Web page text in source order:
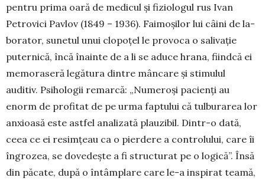
pentru prima oară de medicul și fi­zio­logul rus Ivan
Petro­vici Pavlov (1849 – 1936). Fai­moșilor lui câini de la­
bo­rator, sunetul unui clopoțel le provoca o sali­vație
puternică, încă înainte de a li se aduce hrana, fiindcă ei
memo­raseră legătura dintre mâncare și stimulul
auditiv. Psihologii re­marcă: „Numeroși pacienți au
enorm de profitat de pe urma faptului că tulburarea lor
anxioasă este astfel ana­lizată plauzibil. Dintr-o dată,
ceea ce ei resimțeau ca o pierdere a controlului, care îi
îngrozea, se do­ve­dește a fi structurat pe o logică”. Însă
din păcate, după o întâmplare care le-a inspirat teamă,